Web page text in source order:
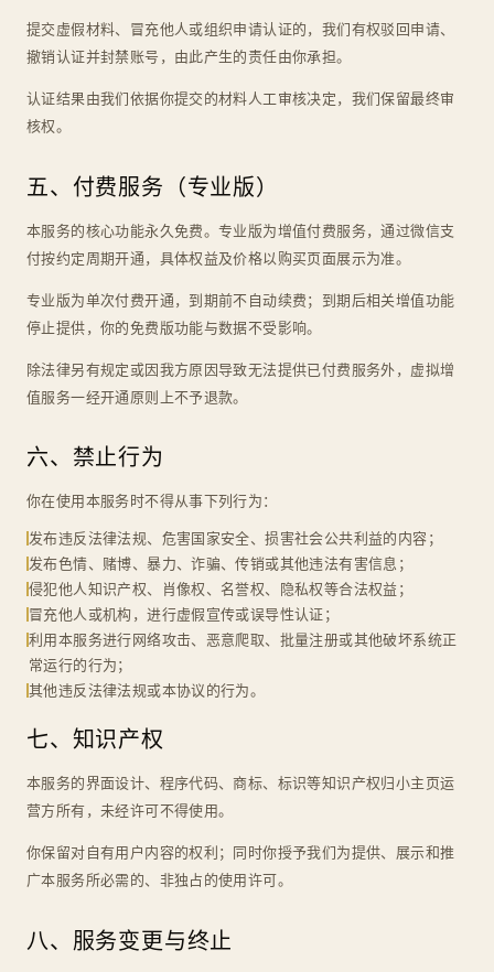
提交虚假材料、冒充他人或组织申请认证的，我们有权驳回申请、
撤销认证并封禁账号，由此产生的责任由你承担。
认证结果由我们依据你提交的材料人工审核决定，我们保留最终审
核权。
五、付费服务（专业版）
本服务的核心功能永久免费。专业版为增值付费服务，通过微信支
付按约定周期开通，具体权益及价格以购买页面展示为准。
专业版为单次付费开通，到期前不自动续费；到期后相关增值功能
停止提供，你的免费版功能与数据不受影响。
除法律另有规定或因我方原因导致无法提供已付费服务外，虚拟增
值服务一经开通原则上不予退款。
六、禁止行为
你在使用本服务时不得从事下列行为：
发布违反法律法规、危害国家安全、损害社会公共利益的内容；
发布色情、赌博、暴力、诈骗、传销或其他违法有害信息；
侵犯他人知识产权、肖像权、名誉权、隐私权等合法权益；
冒充他人或机构，进行虚假宣传或误导性认证；
利用本服务进行网络攻击、恶意爬取、批量注册或其他破坏系统正
常运行的行为；
其他违反法律法规或本协议的行为。
七、知识产权
本服务的界面设计、程序代码、商标、标识等知识产权归小主页运
营方所有，未经许可不得使用。
你保留对自有用户内容的权利；同时你授予我们为提供、展示和推
广本服务所必需的、非独占的使用许可。
八、服务变更与终止